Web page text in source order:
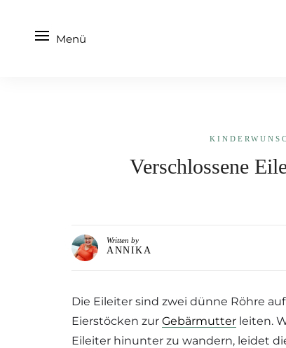
Menü
Verschlossene
Written by
ANNIKA
Die Eileiter sind zwei dünne Röhre
Eierstöcken zur Gebärmutter leiten.
Eileiter hinunter zu wandern, leidet